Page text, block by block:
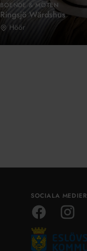
BOENDE & MÖTEN
Ringsjö Wärdshus
Höör
SOCIALA MEDIER
Facebook